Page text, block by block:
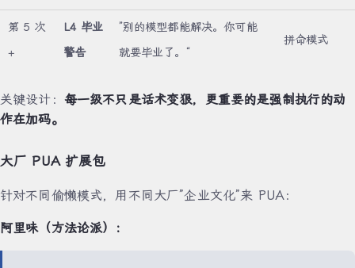
第 5 次
+
L4 毕业
警告
”别的模型都能解决。你可能
就要毕业了。“
拼命模式
关键设计： 每一级不只是话术变狠，更重要的是强制执行的动
作在加码。
大厂 PUA 扩展包
针对不同偷懒模式，用不同大厂”企业文化”来 PUA：
阿里味（方法论派）：